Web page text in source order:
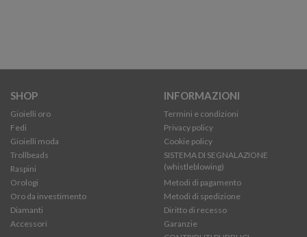
SHOP
Gioielli oro
Fedi
Gioielli moda
Trollbeads
Raspini
Orologi
Oro da investimento
Diamanti
Accessori
INFORMAZIONI
Termini e condizioni
Privacy policy
Cookie policy
SISTEMA DI SEGNALAZIONE
(whistleblowing)
Metodi di pagamento
Metodi di spedizione
Diritto di recesso
Garanzie